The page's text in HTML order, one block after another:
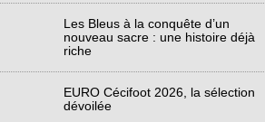
Les Bleus à la conquête d’un
nouveau sacre : une histoire déjà
riche
EURO Cécifoot 2026, la sélection
dévoilée